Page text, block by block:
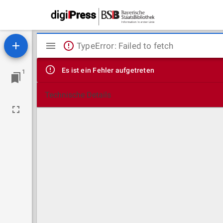
1
Mirador
Viewer
TypeError: Failed to fetch
Es ist ein Fehler aufgetreten
Technische Details